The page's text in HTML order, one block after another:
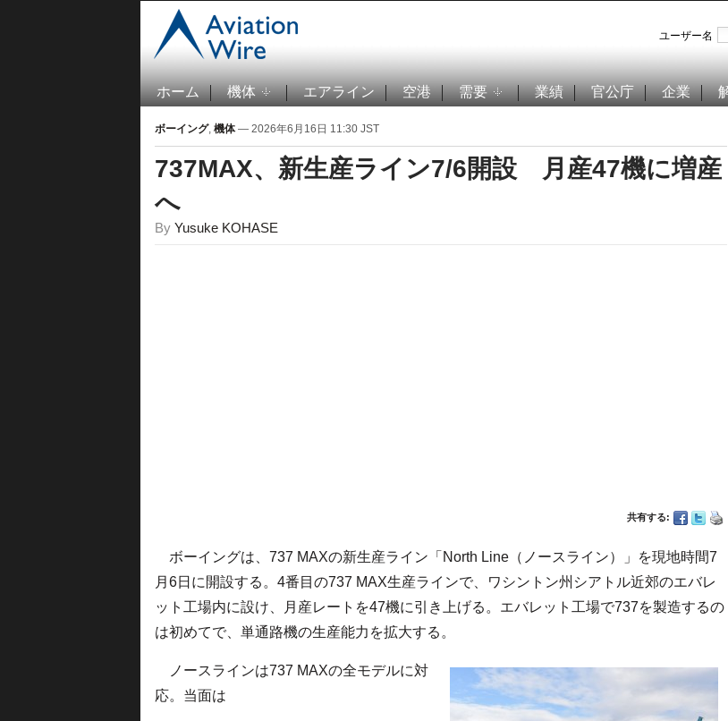
ユーザー名
ホーム 機体 エアライン 空港 需要 業績 官公庁 企業
ボーイング, 機体— 2026年6月16日 11:30 JST
737MAX、新生産ライン7/6開設 月産47機に増産
へ
By Yusuke KOHASE
共有する:
ボーイングは、737 MAXの新生産ライン「North Line（ノースライン）」を現地時間7
月6日に開設する。4番目の737 MAX生産ラインで、ワシントン州シアトル近郊のエバレ
ット工場内に設け、月産レートを47機に引き上げる。エバレット工場で737を製造するの
は初めてで、単通路機の生産能力を拡大する。
ノースラインは737 MAXの全モデルに対
応。当面は